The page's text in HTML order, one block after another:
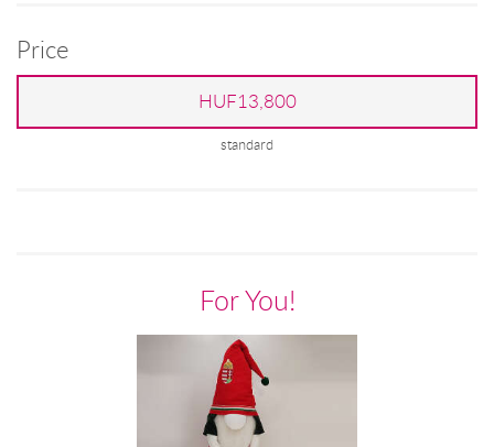
Price
HUF13,800
standard
For You!